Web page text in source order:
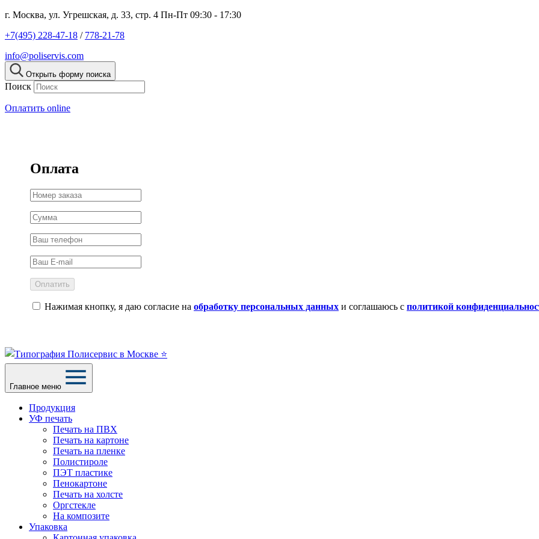
г. Москва, ул. Угрешская, д. 33, стр. 4 Пн-Пт 09:30 - 17:30
+7(495) 228-47-18 / 778-21-78
info@poliservis.com
Открыть форму поиска
Поиск
Оплатить online
Оплата
Оплатить
Нажимая кнопку, я даю согласие на обработку персональных данных и соглашаюсь с политикой
Главное меню
Продукция
УФ печать
Печать на ПВХ
Печать на картоне
Печать на пленке
Полистироле
ПЭТ пластике
Пенокартоне
Печать на холсте
Оргстекле
На композите
Упаковка